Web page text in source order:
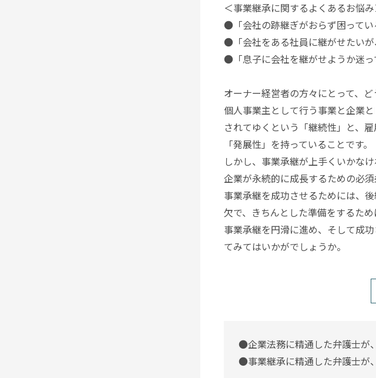
＜事業継承に関するよくあるお悩み
●「会社の跡継ぎがおらず困ってい
●「会社をある社員に継がせたいが
●「息子に会社を継がせようか迷っ
オーナー経営者の方々にとって、
個人事業主として行う事業と企業
されてゆくという「継続性」と、
「発展性」を持っていることです。
しかし、事業承継が上手くいかな
企業が永続的に成長するための必須
事業承継を成功させるためには、
欠で、きちんとした準備をするため
事業承継を円滑に進め、そして成
てみてはいかがでしょうか。
●企業法務に精通した弁護士が
●事業継承に精通した弁護士が